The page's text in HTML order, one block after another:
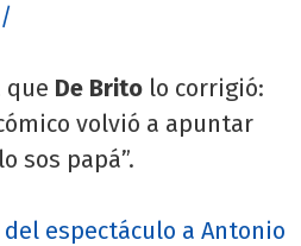
que De Brito lo corrigió:
volvió a apuntar
sos papá”.
espectáculo a Antonio